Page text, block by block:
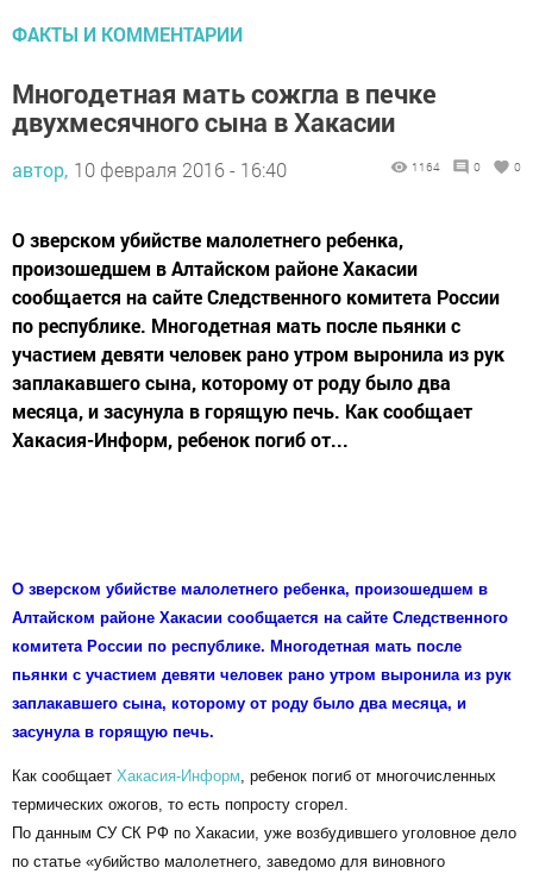
ФАКТЫ И КОММЕНТАРИИ
Многодетная мать сожгла в печке
двухмесячного сына в Хакасии
автор, 10 февраля 2016 - 16:40 1164 0 0
О зверском убийстве малолетнего ребенка,
произошедшем в Алтайском районе Хакасии
сообщается на сайте Следственного комитета России
по республике. Многодетная мать после пьянки с
участием девяти человек рано утром выронила из рук
заплакавшего сына, которому от роду было два
месяца, и засунула в горящую печь. Как сообщает
Хакасия-Информ, ребенок погиб от...
О зверском убийстве малолетнего ребенка, произошедшем в
Алтайском районе Хакасии сообщается на сайте Следственного
комитета России по республике. Многодетная мать после
пьянки с участием девяти человек рано утром выронила из рук
заплакавшего сына, которому от роду было два месяца, и
засунула в горящую печь.
Как сообщает Хакасия-Информ , ребенок погиб от многочисленных
термических ожогов, то есть попросту сгорел.
По данным СУ СК РФ по Хакасии, уже возбудившего уголовное дело
по статье «убийство малолетнего, заведомо для виновного